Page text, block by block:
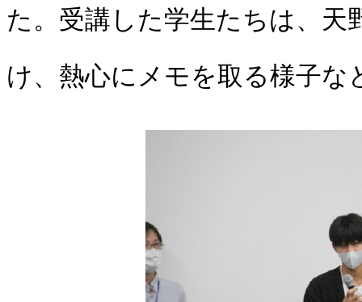
た。受講した学生たちは、天
け、熱心にメモを取る様子な